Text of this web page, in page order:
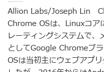
Allion Labs/Joseph Lin
Chrome OSは、Linuxコア
レーティングシステムで
としてGoogle Chromeブ
OSは当初主にウェブアプ